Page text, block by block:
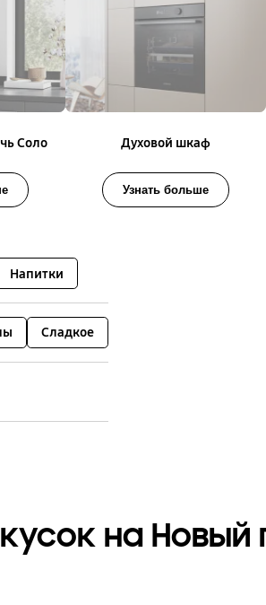
Соло Духовой шкаф
Узнать больше
Напитки
Сладкое
на Новый